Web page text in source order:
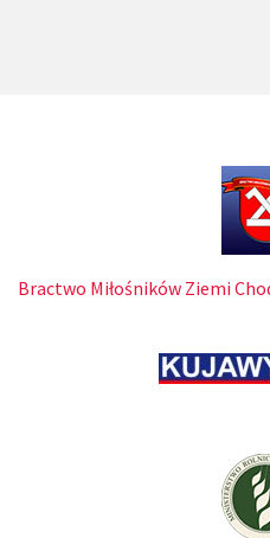
Bractwo Miłośników Ziemi